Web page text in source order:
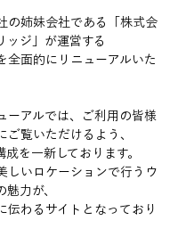
の姉妹会社である「株式会
ッジ」が運営する
全面的にリニューアルいた
ーアルでは、ご利用の皆様
ご覧いただけるよう、
成を一新しております。
しいロケーションで行うウ
魅力が、
伝わるサイトとなっており